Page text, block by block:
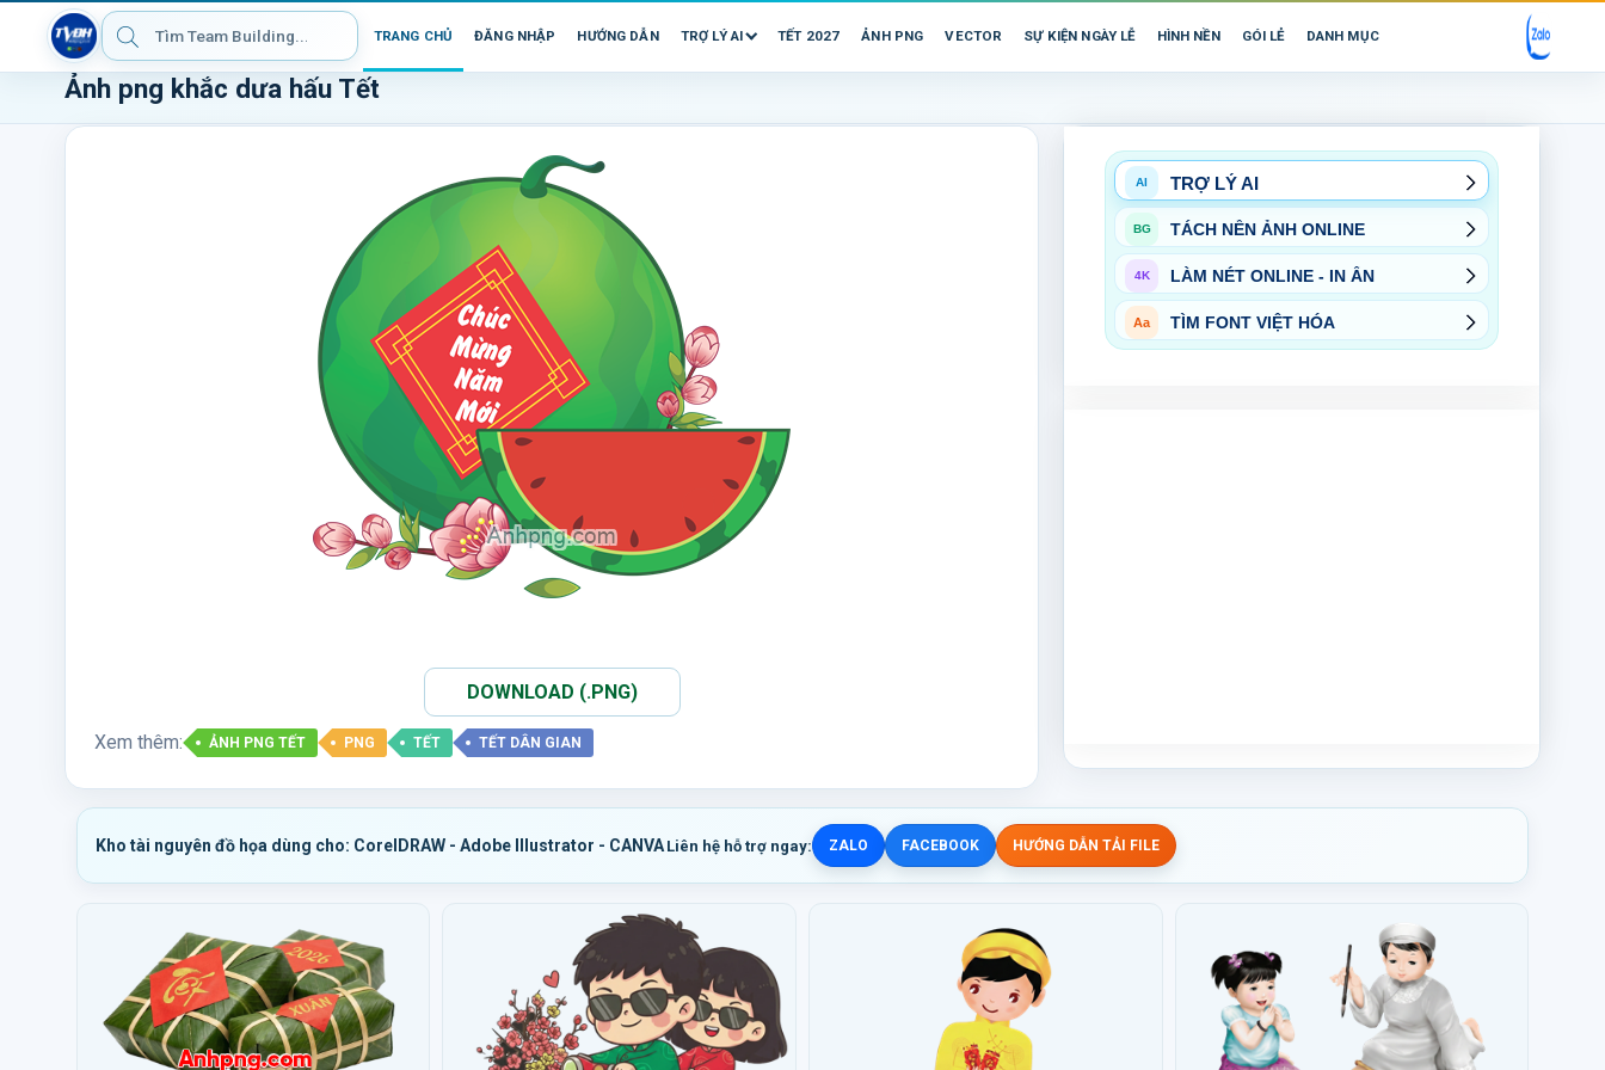
TRANG CHỦ ĐĂNG NHẬP HƯỚNG DẪN TRỢ LÝ AI TẾT 2027 ẢNH PNG VECTOR SỰ KIỆN NGÀY LỄ HÌNH NỀN GÓI LẺ DANH MỤC
Ảnh png khắc dưa hấu Tết
DOWNLOAD (.PNG)
Xem thêm: ẢNH PNG TẾT PNG TẾT TẾT DÂN GIAN
AI TRỢ LÝ AI
BG TÁCH NỀN ẢNH ONLINE
4K LÀM NÉT ONLINE - IN ẤN
Aa TÌM FONT VIỆT HÓA
Kho tài nguyên đồ họa dùng cho: CorelDRAW - Adobe Illustrator - CANVA Liên hệ hỗ trợ ngay: ZALO FACEBOOK HƯỚNG DẪN TẢI FILE